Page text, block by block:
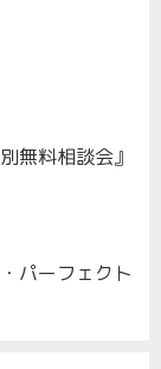
無料相談会』
パーフェクト